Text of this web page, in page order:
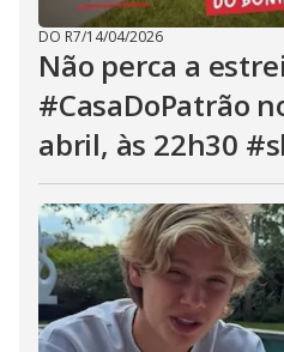
DO R7/14/04/2026
Não perca a
#CasaDoPatrão
abril, às 22h30